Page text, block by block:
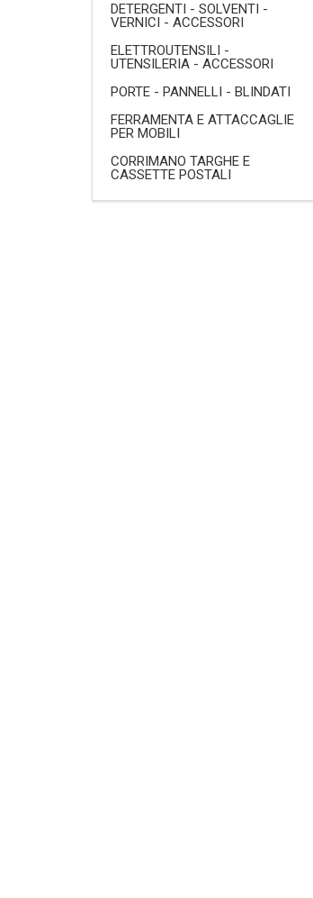
DETERGENTI - SOLVENTI -
VERNICI - ACCESSORI
ELETTROUTENSILI -
UTENSILERIA - ACCESSORI
PORTE - PANNELLI - BLINDATI
FERRAMENTA E ATTACCAGLIE
PER MOBILI
CORRIMANO TARGHE E
CASSETTE POSTALI